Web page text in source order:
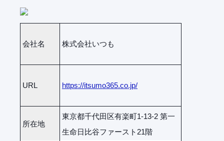
会社名 株式会社いつも
URL https://itsumo365.co.jp/
所在地
東京都千代田区有楽町1-13-2 第一
生命日比谷ファースト21階